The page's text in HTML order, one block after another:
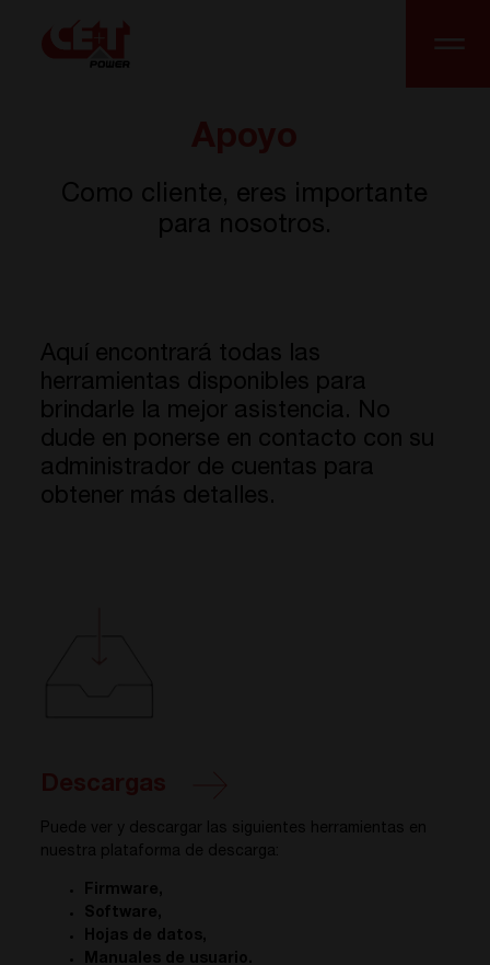
Como cliente, eres importante
para nosotros.
Aquí encontrará todas las
herramientas disponibles para
brindarle la mejor asistencia. No
dude en ponerse en contacto con su
administrador de cuentas para
obtener más detalles.
Puede ver y descargar las siguientes herramientas en
nuestra plataforma de descarga:
Firmware,
Software,
Hojas de datos,
Manuales de usuario.